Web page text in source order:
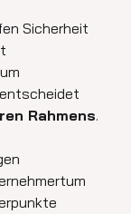
Sicherheit
Rahmens.